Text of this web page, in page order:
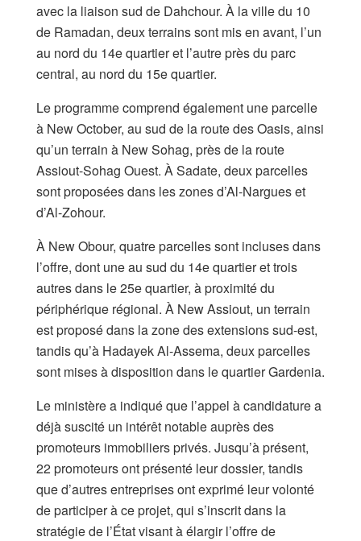
avec la liaison sud de Dahchour. À la ville du 10
de Ramadan, deux terrains sont mis en avant, l’un
au nord du 14e quartier et l’autre près du parc
central, au nord du 15e quartier.
Le programme comprend également une parcelle
à New October, au sud de la route des Oasis, ainsi
qu’un terrain à New Sohag, près de la route
Assiout-Sohag Ouest. À Sadate, deux parcelles
sont proposées dans les zones d’Al-Nargues et
d’Al-Zohour.
À New Obour, quatre parcelles sont incluses dans
l’offre, dont une au sud du 14e quartier et trois
autres dans le 25e quartier, à proximité du
périphérique régional. À New Assiout, un terrain
est proposé dans la zone des extensions sud-est,
tandis qu’à Hadayek Al-Assema, deux parcelles
sont mises à disposition dans le quartier Gardenia.
Le ministère a indiqué que l’appel à candidature a
déjà suscité un intérêt notable auprès des
promoteurs immobiliers privés. Jusqu’à présent,
22 promoteurs ont présenté leur dossier, tandis
que d’autres entreprises ont exprimé leur volonté
de participer à ce projet, qui s’inscrit dans la
stratégie de l’État visant à élargir l’offre de